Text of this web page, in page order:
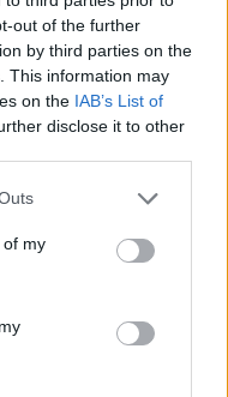
out of the further
by third parties on the
This information may
on the IAB’s List of
disclose it to other
of my
Rucola